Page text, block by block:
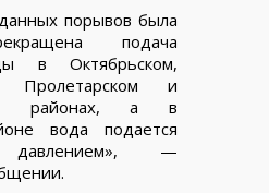
порывов была
подача
в Октябрьском,
Пролетарском и
районах, а в
вода подается
давлением», —